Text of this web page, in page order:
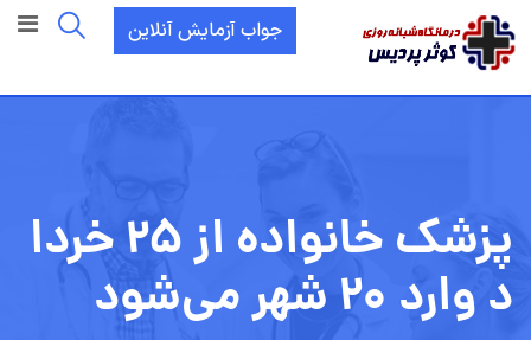
جواب آزمایش آنلاین
پزشک خانواده از ۲۵ خردا
د وارد ۲۰ شهر می‌شود